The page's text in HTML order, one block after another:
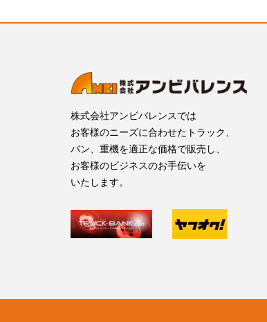
株式会社アンビバレンスでは
お客様のニーズに合わせたトラック、
バン、重機を適正な価格で販売し、
お客様のビジネスのお手伝いを
いたします。